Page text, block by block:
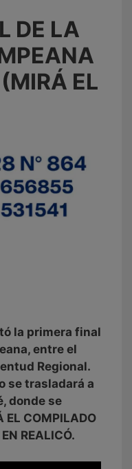
DE LA
EL
la primera final
entre el
Regional.
se trasladará a
donde se
COMPILADO
REALICÓ.